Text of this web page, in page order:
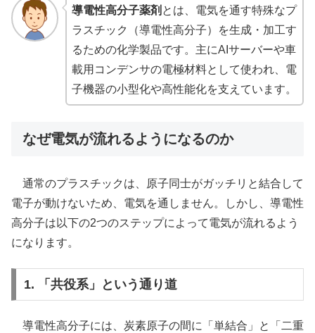
導電性高分子薬剤 とは、電気を通す特殊なプ
ラスチック（導電性高分子）を生成・加工す
るための化学製品です。主にAIサーバーや車
載用コンデンサの電極材料として使われ、電
子機器の小型化や高性能化を支えています。
なぜ電気が流れるようになるのか
通常のプラスチックは、原子同士がガッチリと結合して
電子が動けないため、電気を通しません。しかし、導電性
高分子は以下の2つのステップによって電気が流れるよう
になります。
1. 「共役系」という通り道
導電性高分子には、炭素原子の間に「単結合」と「二重